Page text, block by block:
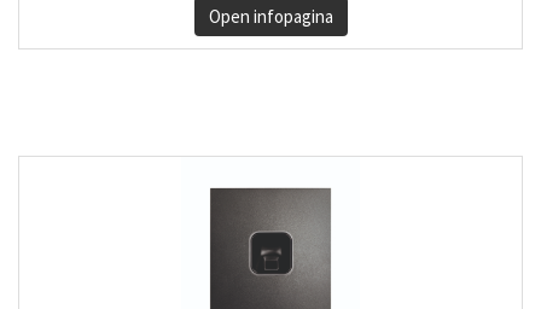
Open infopagina